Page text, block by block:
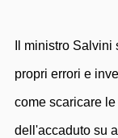
Il ministro
propri errori e
come scaricare
dell'accaduto su